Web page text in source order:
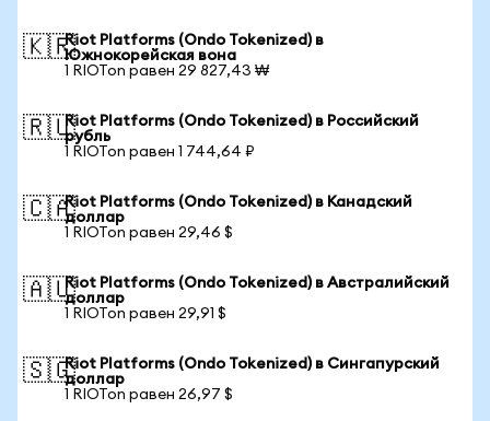
🇰🇷Riot Platforms (Ondo Tokenized) в
Южнокорейская вона
1 RIOTon равен 29 827,43 ₩
🇷🇺Riot Platforms (Ondo Tokenized) в Российский
рубль
1 RIOTon равен 1 744,64 ₽
🇨🇦Riot Platforms (Ondo Tokenized) в Канадский
доллар
1 RIOTon равен 29,46 $
🇦🇺Riot Platforms (Ondo Tokenized) в Австралийский
доллар
1 RIOTon равен 29,91 $
🇸🇬Riot Platforms (Ondo Tokenized) в Сингапурский
доллар
1 RIOTon равен 26,97 $